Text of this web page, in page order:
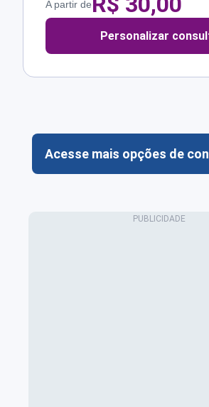
A partir de
Personalizar
Acesse mais opções de